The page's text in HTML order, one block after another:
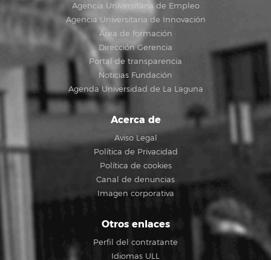
Agencia Universitaria de Empleo
Agencia Universitaria de Innovación
Área de formación
Dirección Gerencia
Portal de transparencia
Noticias Fundación
Agenda Universidad de La Laguna
Acerca de
Aviso Legal
Política de Privacidad
Política de cookies
Canal de denuncias
Imagen corporativa
Otros enlaces
Perfil del contratante
Idiomas ULL